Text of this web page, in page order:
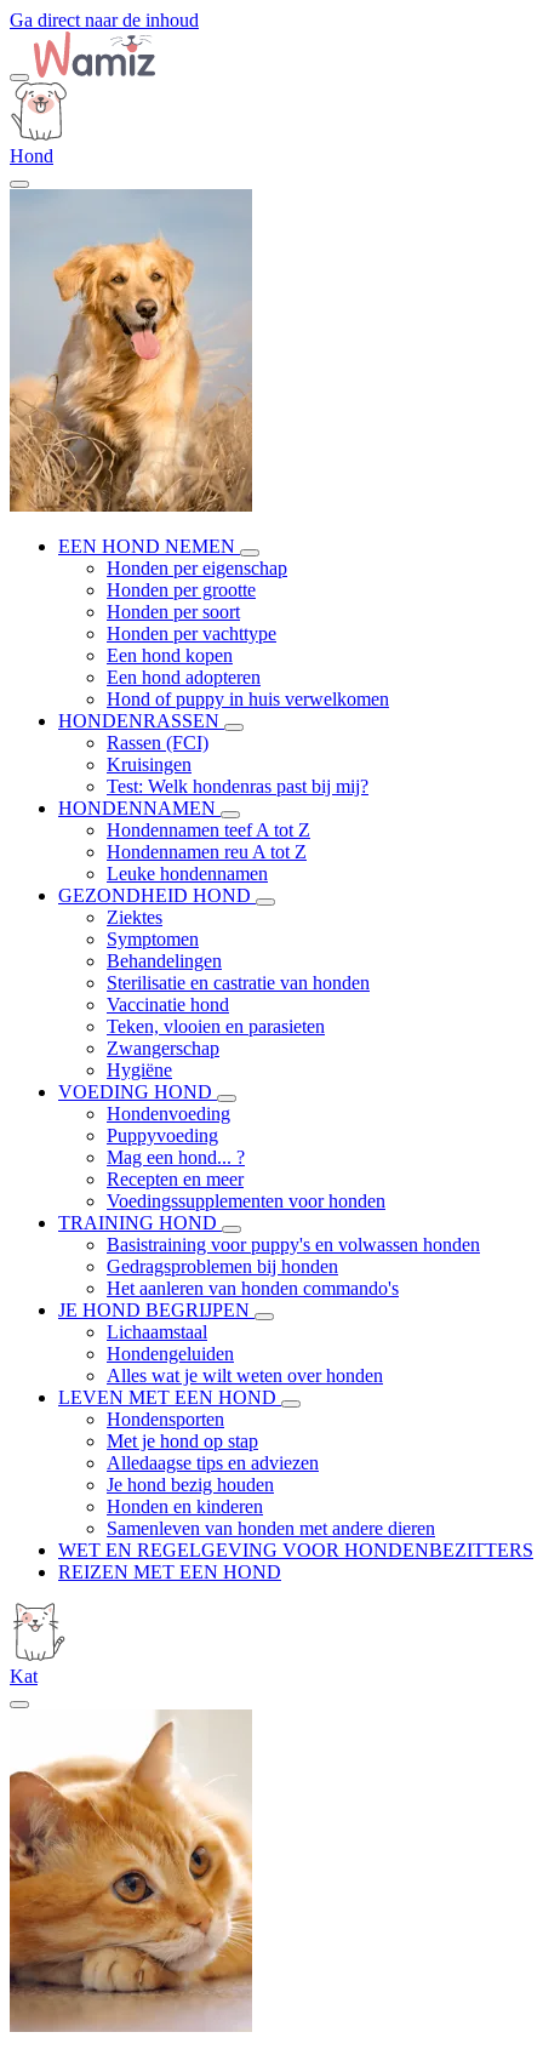
Ga direct naar de inhoud
Hond
EEN HOND NEMEN
Honden per eigenschap
Honden per grootte
Honden per soort
Honden per vachttype
Een hond kopen
Een hond adopteren
Hond of puppy in huis verwelkomen
HONDENRASSEN
Rassen (FCI)
Kruisingen
Test: Welk hondenras past bij mij?
HONDENNAMEN
Hondennamen teef A tot Z
Hondennamen reu A tot Z
Leuke hondennamen
GEZONDHEID HOND
Ziektes
Symptomen
Behandelingen
Sterilisatie en castratie van honden
Vaccinatie hond
Teken, vlooien en parasieten
Zwangerschap
Hygiëne
VOEDING HOND
Hondenvoeding
Puppyvoeding
Mag een hond... ?
Recepten en meer
Voedingssupplementen voor honden
TRAINING HOND
Basistraining voor puppy's en volwassen honden
Gedragsproblemen bij honden
Het aanleren van honden commando's
JE HOND BEGRIJPEN
Lichaamstaal
Hondengeluiden
Alles wat je wilt weten over honden
LEVEN MET EEN HOND
Hondensporten
Met je hond op stap
Alledaagse tips en adviezen
Je hond bezig houden
Honden en kinderen
Samenleven van honden met andere dieren
WET EN REGELGEVING VOOR HONDENBEZITTERS
REIZEN MET EEN HOND
Kat